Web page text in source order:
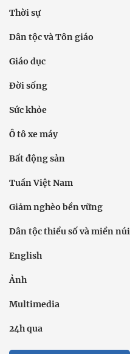
Thời sự
Dân tộc và Tôn giáo
Giáo dục
Đời sống
Sức khỏe
Ô tô xe máy
Bất động sản
Tuần Việt Nam
Giảm nghèo bền vững
Dân tộc thiểu số và miền núi
English
Ảnh
Multimedia
24h qua